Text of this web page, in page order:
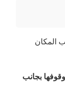
المكان
بجانب